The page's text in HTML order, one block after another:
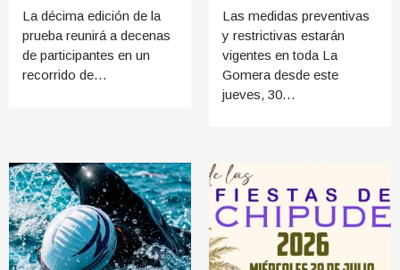
La décima edición de la
prueba reunirá a decenas
de participantes en un
recorrido de…
Las medidas preventivas
y restrictivas estarán
vigentes en toda La
Gomera desde este
jueves, 30…